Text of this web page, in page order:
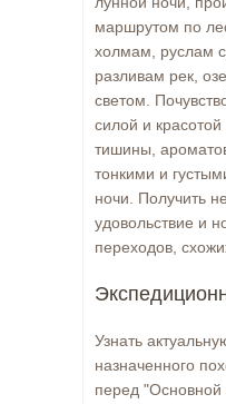
маршрутом по
холмам, руслам
разливам рек,
светом.
силой и
тишины,
тонкими и
ночи. Получить
удовольствие и
переходов,
Узнать
назначенного
перед